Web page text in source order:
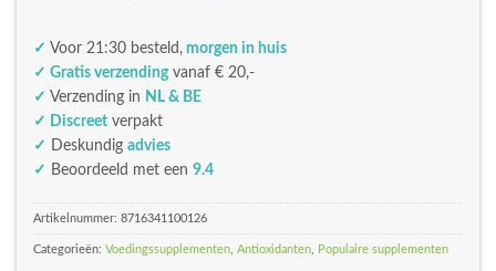
✓ Voor 21:30 besteld, morgen in huis
✓ Gratis verzendingvanaf € 20,-
✓ Verzending in NL & BE
✓ Discreet verpakt
✓
Deskundig advies
✓ Beoordeeld met een 9.4
Artikelnummer: 8716341100126
Categorieën: Voedingssupplementen Antioxidanten Populaire supplementen